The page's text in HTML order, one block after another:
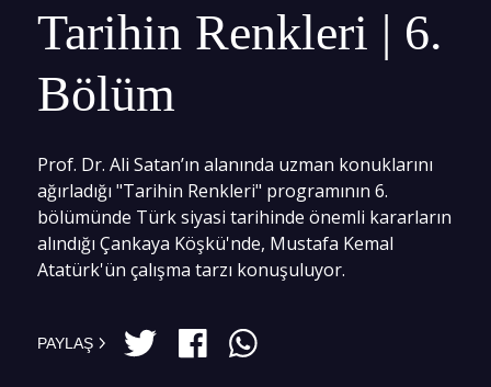
Tarihin Renkleri | 6.
Bölüm
Prof. Dr. Ali Satan’ın alanında uzman konuklarını
ağırladığı "Tarihin Renkleri" programının 6.
bölümünde Türk siyasi tarihinde önemli kararların
alındığı Çankaya Köşkü'nde, Mustafa Kemal
Atatürk'ün çalışma tarzı konuşuluyor.
PAYLAŞ